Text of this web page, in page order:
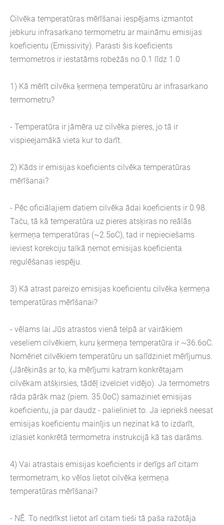
Cilvēka temperatūras mērīšanai iespējams izmantot
jebkuru infrasarkano termometru ar maināmu emisijas
koeficientu (Emissivity). Parasti šis koeficients
termometros ir iestatāms robežās no 0.1 līdz 1.0
1) Kā mērīt cilvēka ķermeņa temperatūru ar infrasarkano
termometru?
- Temperatūra ir jāmēra uz cilvēka pieres, jo tā ir
vispieejamākā vieta kur to darīt.
2) Kāds ir emisijas koeficients cilvēka temperatūras
mērīšanai?
- Pēc oficiālajiem datiem cilvēka ādai koeficients ir 0.98.
Taču, tā kā temperatūra uz pieres atsķiras no reālās
ķermeņa temperatūras (~2.5oC), tad ir nepieciešams
ieviest korekciju talkā ņemot emisijas koeficienta
regulēšanas iespēju.
3) Kā atrast pareizo emisijas koeficientu cilvēka ķermeņa
temperatūras mērīšanai?
- vēlams lai Jūs atrastos vienā telpā ar vairākiem
veseliem cilvēkiem, kuru ķermeņa temperatūra ir ~36.6oC.
Nomēriet cilvēkiem temperatūru un salīdziniet mērījumus.
(Jārēķinās ar to, ka mērījumi katram konkrētajam
cilvēkam atšķirsies, tādēļ izvelciet vidējo). Ja termometrs
rāda pārāk maz (piem. 35.0oC) samaziniet emisijas
koeficientu, ja par daudz - palieliniet to. Ja iepriekš neesat
emisijas koeficientu mainījis un nezinat kā to izdarīt,
izlasiet konkrētā termometra instrukcijā kā tas darāms.
4) Vai atrastais emisijas koeficients ir derīgs arī citam
termometram, ko vēlos lietot cilvēka ķermeņa
temperatūras mērīšanai?
- NĒ. To nedrīkst lietot arī citam tieši tā paša ražotāja